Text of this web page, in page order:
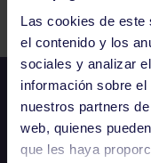
Las cookies de este
el contenido y los
sociales y analizar
información sobre
nuestros partners
web, quienes
que les haya